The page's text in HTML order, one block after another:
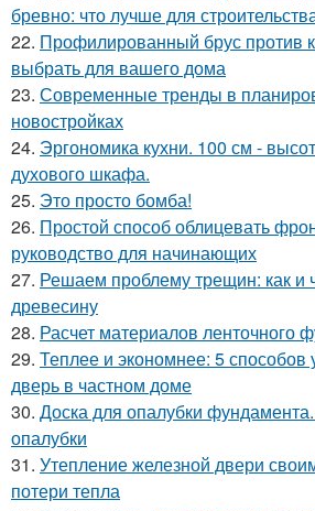
бревно: что лучше для
22. Профилированный брус против
выбрать для вашего дома
23. Современные тренды в
новостройках
24. Эргономика кухни. 100 см -
духового шкафа.
25. Это просто бомба!
26. Простой способ облицевать
руководство для начинающих
27. Решаем проблему трещин: как и
древесину
28. Расчет материалов ленточного
29. Теплее и экономнее: 5 способов
дверь в частном доме
30. Доска для опалубки
опалубки
31. Утепление железной двери
потери тепла